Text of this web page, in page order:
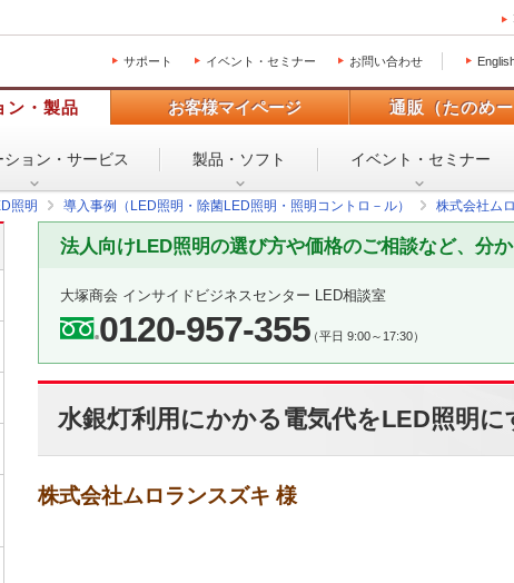
サポート イベント・セミナー お問い合わせ
ン・製品 お客様マイページ 通販（たのめー
ョン・ サービス 製品・ソフト イベント・ セミナー
照明 導入事例（LED照明・除菌LED照明・照明コントロ－ル） 株式会社ム
法人向けLED照明の選び方や価格のご相談など、分か
大塚商会 インサイドビジネスセンター LED相談室
0120-957-355（平日 9:00～17:30）
水銀灯利用にかかる電気代をLED照明
株式会社ムロランスズキ 様